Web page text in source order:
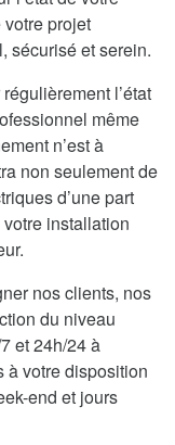
projet
sécurisé et serein.
l’état
même
n’est à
non seulement de
d’une part
installation
nos clients, nos
du niveau
et 24h/24 à
à votre disposition
end et jours